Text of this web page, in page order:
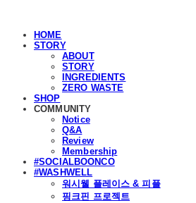
HOME
STORY
ABOUT
STORY
INGREDIENTS
ZERO WASTE
SHOP
COMMUNITY
Notice
Q&A
Review
Membership
#SOCIALBOONCO
#WASHWELL
워시웰 플레이스 & 피플
핑크핀 프로젝트